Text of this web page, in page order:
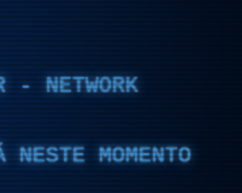
- NETWORK
NESTE MOMENTO